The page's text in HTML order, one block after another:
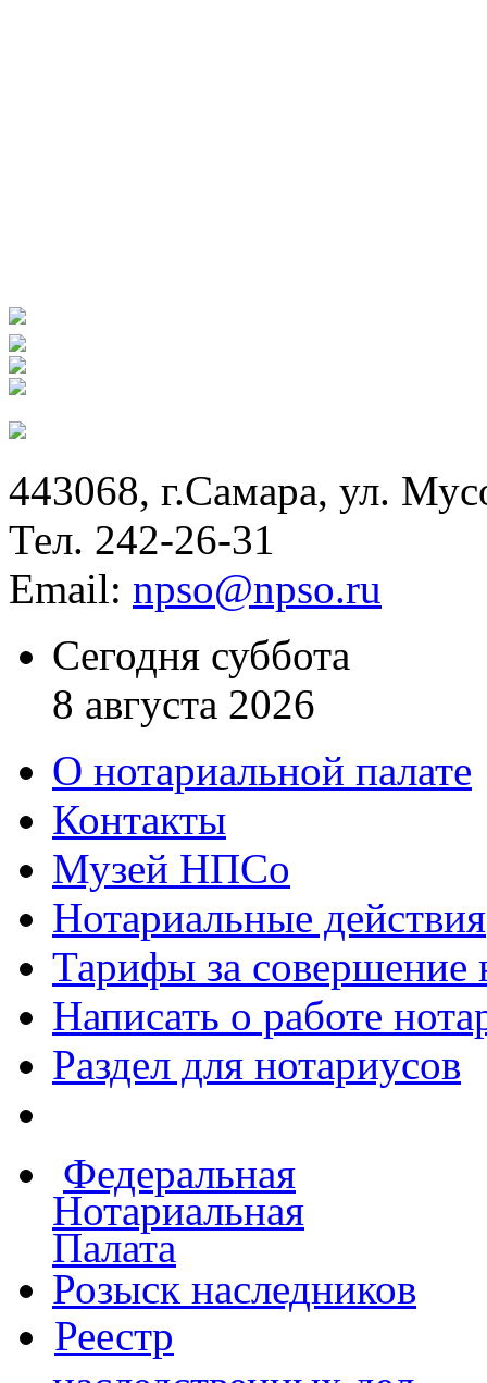
443068, г.Самара, ул.
Тел. 242-26-31
Email: npso@npso.ru
Сегодня суббота
8 августа 2026
О нотариальной палате
Контакты
Музей НПСо
Нотариальные действия
Тарифы за совершение
Написать о работе
Раздел для нотариусов
Федеральная
Нотариальная
Палата
Розыск наследников
Реестр